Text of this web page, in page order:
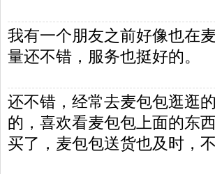
我有一个朋友之前好像也在
量还不错，服务也挺好的。
还不错，经常去麦包包逛逛
的，喜欢看麦包包上面的东
买了，麦包包送货也及时，不